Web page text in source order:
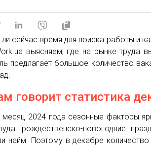
сейчас время для поиска работы и
выясняем, где на рынке труда
предлагает большое количество
говорит статистика
месяц 2024 года сезонные факторы
рождественско-новогодние
найм. Поэтому в декабре количество